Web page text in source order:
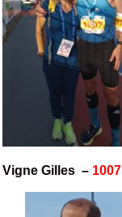
Vigne Gilles – 1007